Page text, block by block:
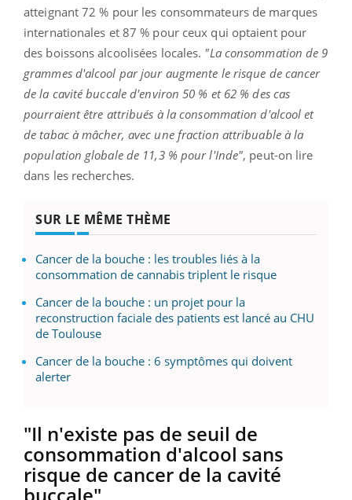
atteignant 72 % pour les consommateurs de marques
internationales et 87 % pour ceux qui optaient pour
des boissons alcoolisées locales. "La consommation de 9
grammes d'alcool par jour augmente le risque de cancer
de la cavité buccale d'environ 50 % et 62 % des cas
pourraient être attribués à la consommation d'alcool et
de tabac à mâcher, avec une fraction attribuable à la
population globale de 11,3 % pour l'Inde", peut-on lire
dans les recherches.
SUR LE MÊME THÈME
Cancer de la bouche : les troubles liés à la
consommation de cannabis triplent le risque
Cancer de la bouche : un projet pour la
reconstruction faciale des patients est lancé au CHU
de Toulouse
Cancer de la bouche : 6 symptômes qui doivent
alerter
"Il n'existe pas de seuil de
consommation d'alcool sans
risque de cancer de la cavité
buccale"